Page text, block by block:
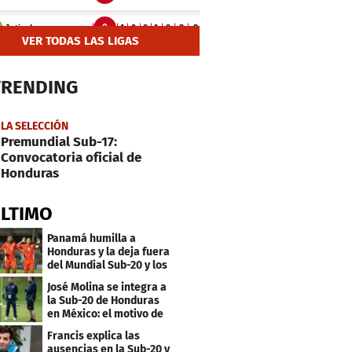
VER TODAS LAS LIGAS
LA SELECCIÓN
Premundial Sub-17:
Convocatoria oficial de
Honduras
Panamá humilla a
Honduras y la deja fuera
del Mundial Sub-20 y los
Juegos Olímpicos
José Molina se integra a
la Sub-20 de Honduras
en México: el motivo de
su viaje
Francis explica las
ausencias en la Sub-20 y